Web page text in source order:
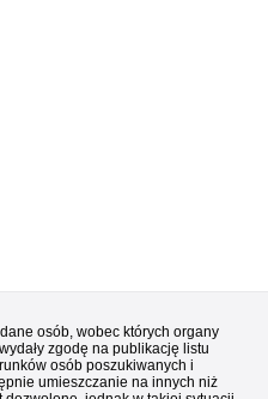
osób, wobec których organy
zgodę na publikację listu
osób poszukiwanych i
umieszczanie na innych niż